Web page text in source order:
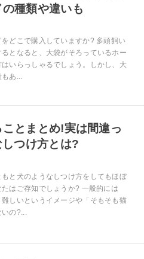
種類や違いも
どこで購入していますか? 多頭飼い
となると、大袋がそろっているホー
いらっしゃるでしょう。しかし、大
あ...
とまとめ!実は間違っ
つけ方とは?
と犬のようなしつけ方をしてもほぼ
はご存知でしょうか? 一般的には
しいというイメージや「そもそも猫
の?...